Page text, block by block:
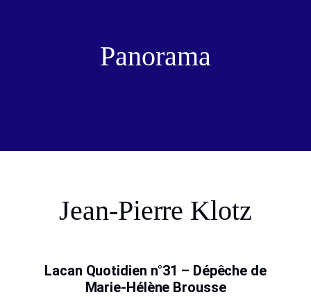
Panorama
Jean-Pierre Klotz
Lacan Quotidien n°31 – Dépêche de
Marie-Hélène Brousse